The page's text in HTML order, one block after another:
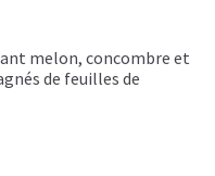
melon, concombre et
de feuilles de